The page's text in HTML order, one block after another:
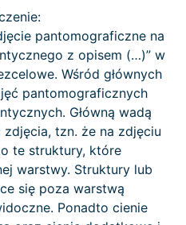
pantomograficzne na
z opisem (…)” w
Wśród głównych
pantomograficznych
Główną wadą
tzn. że na zdjęciu
te struktury, które
warstwy. Struktury lub
się poza warstwą
Ponadto cienie